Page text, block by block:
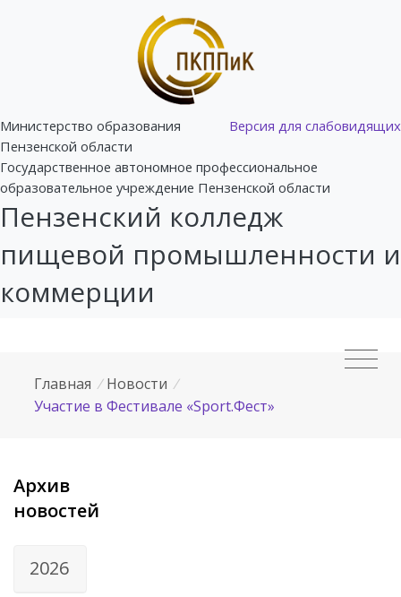
Версия для слабовидящих
Министерство образования
Пензенской области
Государственное автономное профессиональное
образовательное учреждение Пензенской области
Пензенский колледж
пищевой промышленности и
коммерции
Главная / Новости /
Участие в Фестивале «Sport.Фест»
Архив
новостей
2026